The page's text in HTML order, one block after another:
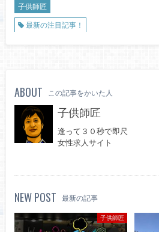
子供師匠
最新の注目記事！
ABOUT この記事をかいた人
子供師匠
逢って３０秒で即尺
女性求人サイト
NEW POST 最新の記事
子供師匠